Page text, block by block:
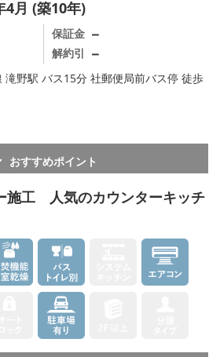
4月 (築10年)
保証金 －
解約引 －
滝野駅 バス15分 社郵便局前バス停 徒歩
おすすめポイント
施工 人気のカウンターキッチ